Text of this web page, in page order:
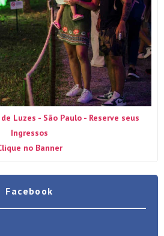
Luzes - São Paulo - Reserve seus
Ingressos
no Banner
Facebook